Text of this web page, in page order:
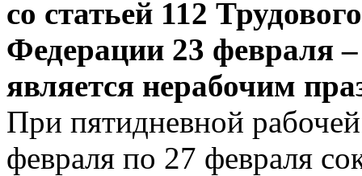
со статьей 112
Федерации 23 февраля
является нерабочим
При пятидневной
февраля по 27 февраля